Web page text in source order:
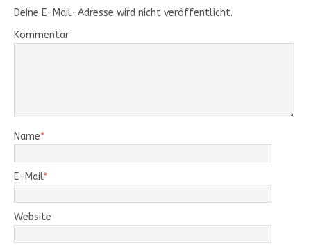
Deine E-Mail-Adresse wird nicht veröffentlicht.
Kommentar
Name*
E-Mail*
Website